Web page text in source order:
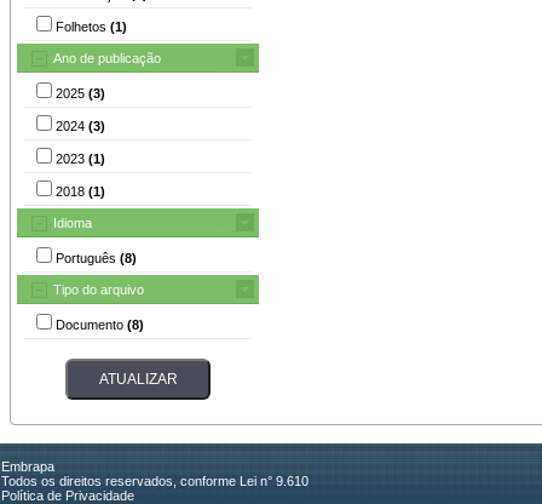
Folhetos (1)
Ano de publicação
2025 (3)
2024 (3)
2023 (1)
2018 (1)
Idioma
Português (8)
Tipo do arquivo
Documento (8)
Embrapa
Todos os direitos reservados, conforme Lei n° 9.610
Política de Privacidade